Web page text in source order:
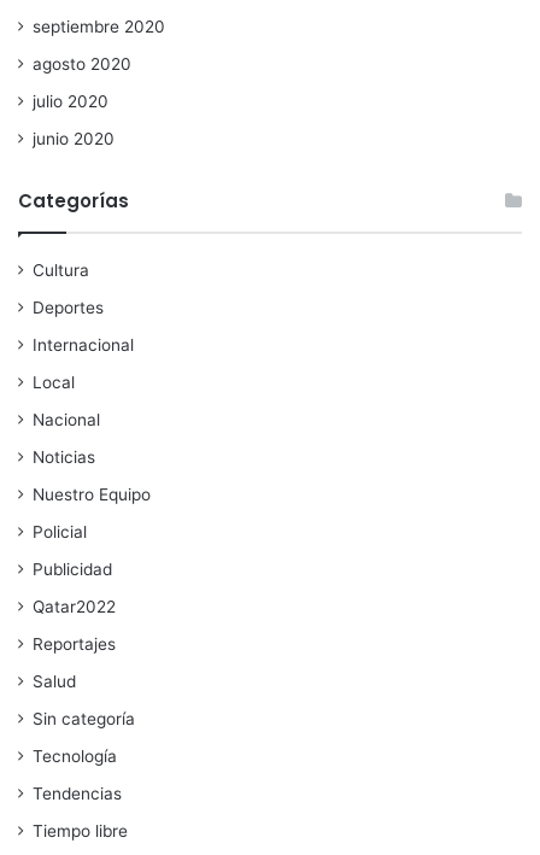
septiembre 2020
agosto 2020
julio 2020
junio 2020
Categorías
Cultura
Deportes
Internacional
Local
Nacional
Noticias
Nuestro Equipo
Policial
Publicidad
Qatar2022
Reportajes
Salud
Sin categoría
Tecnología
Tendencias
Tiempo libre